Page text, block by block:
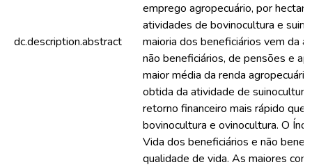
dc.description.abstract
emprego agropecuário, por
atividades de bovinocultura e
maioria dos beneficiários vem da
não beneficiários, de pensões e
maior média da renda
obtida da atividade de
retorno financeiro mais rápido que
bovinocultura e ovinocultura. O
Vida dos beneficiários e não
qualidade de vida. As maiores